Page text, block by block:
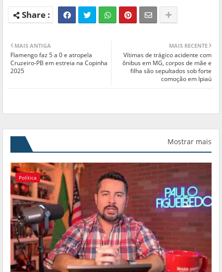
MAIS RECENTE
Vítimas de trágico acidente com
ônibus em MG, corpos de mãe e
filha são sepultados sob forte
comoção em Ipiaú
MAIS ANTIGA
Flamengo faz 5 a 0 e atropela
Cruzeiro-PB em estreia na Copinha
2025
Mostrar mais
Política